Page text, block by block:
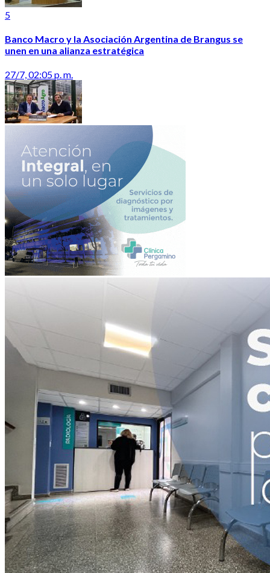
5
Banco Macro y la Asociación Argentina de Brangus se
unen en una alianza estratégica
27/7, 02:05 p. m.